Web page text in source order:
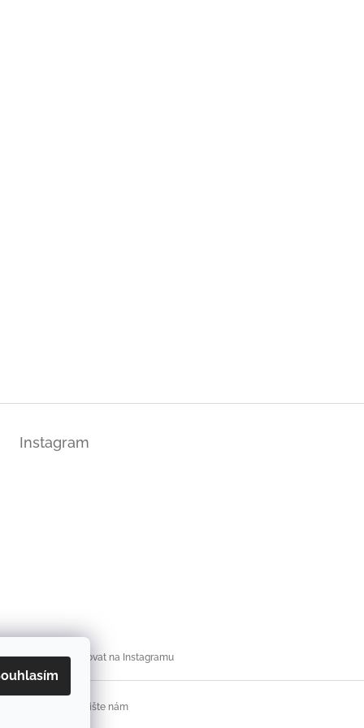
Instagram
Sledovat na Instagramu
Napište nám